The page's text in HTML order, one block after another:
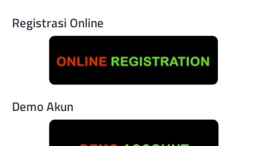
Registrasi Online
Demo Akun